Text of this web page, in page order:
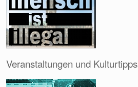
Veranstaltungen und Kulturtipps